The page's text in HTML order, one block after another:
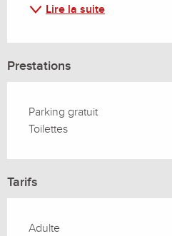
Lire la suite
Prestations
Parking gratuit
Toilettes
Tarifs
Adulte